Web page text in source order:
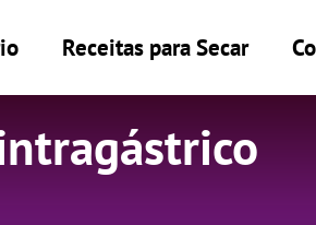
Receitas para Secar